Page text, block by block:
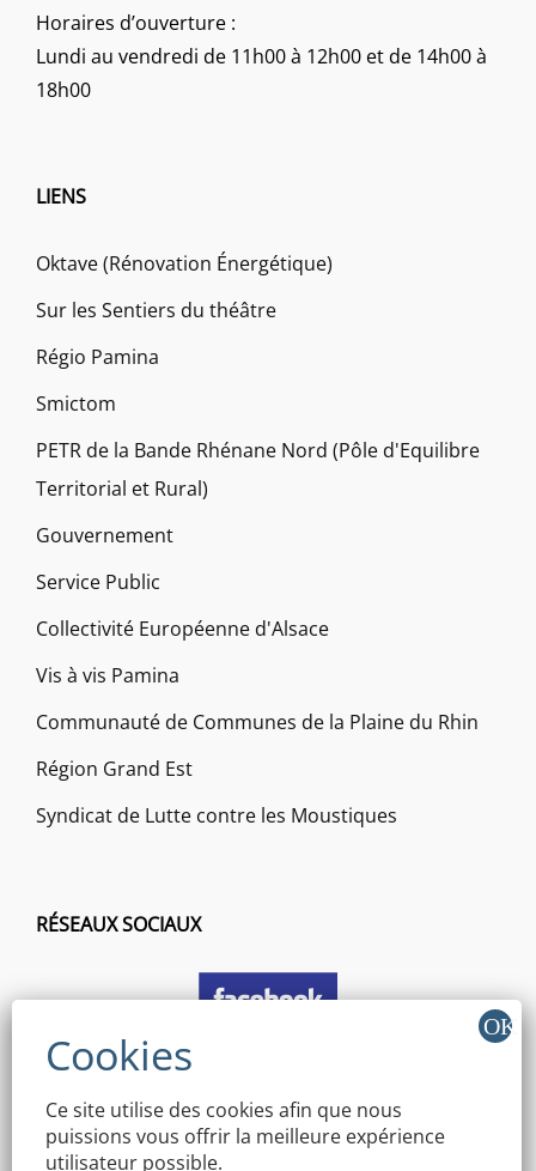
Horaires d’ouverture :
Lundi au vendredi de 11h00 à 12h00 et de 14h00 à
18h00
LIENS
Oktave (Rénovation Énergétique)
Sur les Sentiers du théâtre
Régio Pamina
Smictom
PETR de la Bande Rhénane Nord (Pôle d'Equilibre
Territorial et Rural)
Gouvernement
Service Public
Collectivité Européenne d'Alsace
Vis à vis Pamina
Communauté de Communes de la Plaine du Rhin
Région Grand Est
Syndicat de Lutte contre les Moustiques
RÉSEAUX SOCIAUX
Ce site utilise des cookies afin que nous
puissions vous offrir la meilleure expérience
utilisateur possible.